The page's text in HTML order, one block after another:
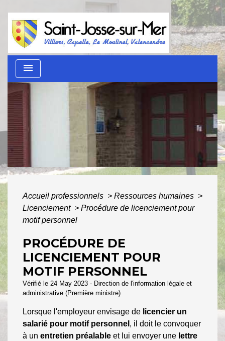
menu
Guide des démarches
administratives
AU QUOTIDIEN
GUIDE DES
DÉMARCHES ADMINISTRATIVES
Accueil professionnels > Ressources humaines >
Licenciement > Procédure de licenciement pour
motif personnel
PROCÉDURE DE
LICENCIEMENT POUR
MOTIF PERSONNEL
Vérifié le 24 May 2023 - Direction de l'information légale et
administrative (Première ministre)
Lorsque l'employeur envisage de licencier un
salarié pour motif personnel , il doit le convoquer
à un entretien préalable et lui envoyer une lettre